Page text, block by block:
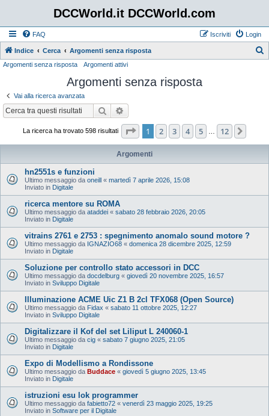
DCCWorld.it DCCWorld.com
FAQ Login
Iscriviti
Indice Cerca Argomenti senza risposta
Argomenti senza risposta Argomenti attivi
Argomenti senza risposta
Vai alla ricerca avanzata
Cerca
La ricerca ha trovato 598 risultati Pagina di 12
1 2 3 4 5 12
Argomenti
hn2551s e funzioni
Ultimo messaggio da oneill « martedì 7 aprile 2026, 15:08
Inviato in Digitale
ricerca mentore su ROMA
Ultimo messaggio da ataddei « sabato 28 febbraio 2026, 20:05
Inviato in Digitale
vitrains 2761 e 2753 : spegnimento anomalo sound motore ?
Ultimo messaggio da IGNAZIO68 « domenica 28 dicembre 2025, 12:59
Inviato in Digitale
Soluzione per controllo stato accessori in DCC
Ultimo messaggio da docdelburg « giovedì 20 novembre 2025, 16:57
Inviato in Sviluppo Digitale
Illuminazione ACME Uic Z1 B 2cl TFX068 (Open Source)
Ultimo messaggio da Fidax « sabato 11 ottobre 2025, 12:27
Inviato in Sviluppo Digitale
Digitalizzare il Kof del set Liliput L 240060-1
Ultimo messaggio da cig « sabato 7 giugno 2025, 21:05
Inviato in Digitale
Expo di Modellismo a Rondissone
Ultimo messaggio da Buddace « giovedì 5 giugno 2025, 13:45
Inviato in Digitale
istruzioni esu lok programmer
Ultimo messaggio da fabietto72 « venerdì 23 maggio 2025, 19:25
Inviato in Software per il Digitale